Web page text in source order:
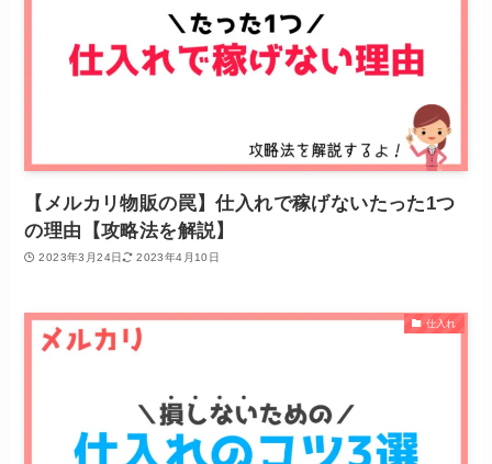
【メルカリ物販の罠】仕入れで稼げないたった1つ
の理由【攻略法を解説】
2023年3月24日 2023年4月10日
仕入れ